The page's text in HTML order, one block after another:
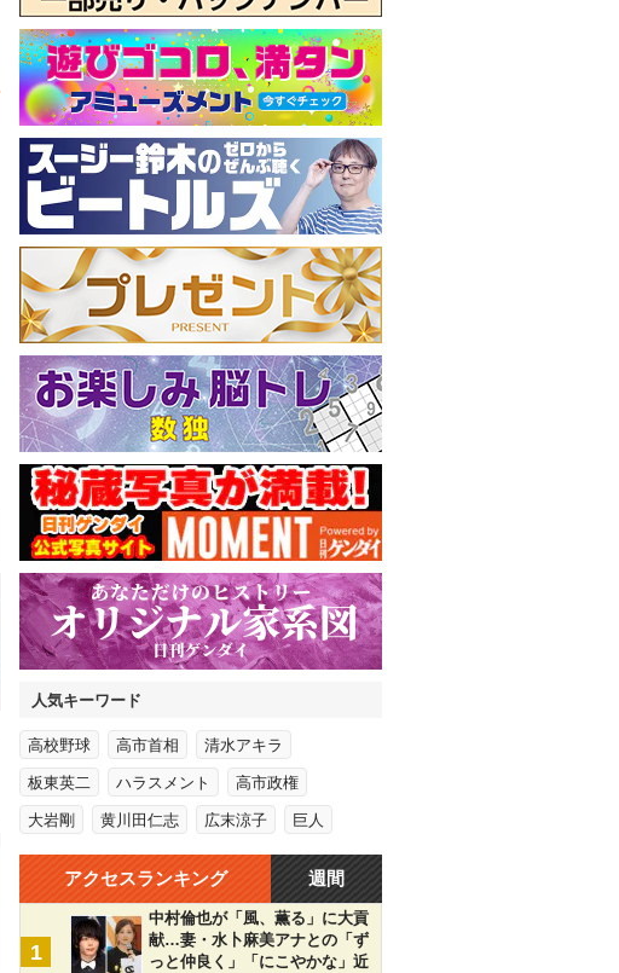
人気キーワード
高校野球 高市首相 清水アキラ
板東英二 ハラスメント 高市政権
大岩剛 黄川田仁志 広末涼子 巨人
アクセスランキング 週間
1
中村倫也が「風、薫る」に大貢
献…妻・水卜麻美アナとの「ず
っと仲良く」「にこやかな」近